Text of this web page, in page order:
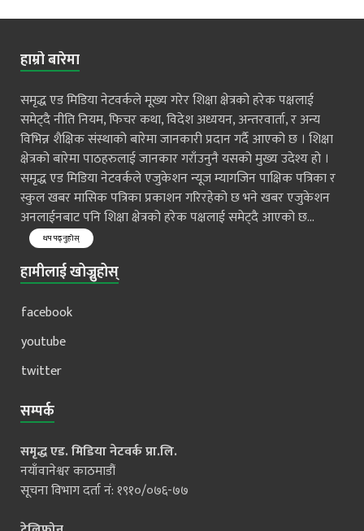
हाम्रो बारेमा
समृद्ध एड मिडिया नेटवर्कले मूख्य गरेर शिक्षा क्षेत्रको हरेक पक्षलाई
समेट्दै नीति नियम, फिचर कथा, विदेश अध्ययन, अन्तरवार्ता, र अन्य
विभिन्न शैक्षिक संस्थाको बारेमा जानकारी प्रदान गर्दै आएको छ । शिक्षा
क्षेत्रको बारेमा पाठहरुलाई जानकार गराँउनुनै यसको मुख्य उदेश्य हो ।
समृद्ध एड मिडिया नेटवर्कले एजुकेशन न्यूज म्यागजिन पाक्षिक पत्रिका र
स्कुल खबर मासिक पत्रिका प्रकाशन गरिरहेको छ भने खबर एजुकेशन
अनलाईनबाट पनि शिक्षा क्षेत्रको हरेक पक्षलाई समेट्दै आएको छ...
थप पढ्नुहोस्
हामीलाई खोज्नुहोस्
facebook
youtube
twitter
सम्पर्क
समृद्ध एड. मिडिया नेटवर्क प्रा.लि.
नयाँवानेश्वर काठमाडौं
सूचना विभाग दर्ता नं: १९१०/०७६-७७